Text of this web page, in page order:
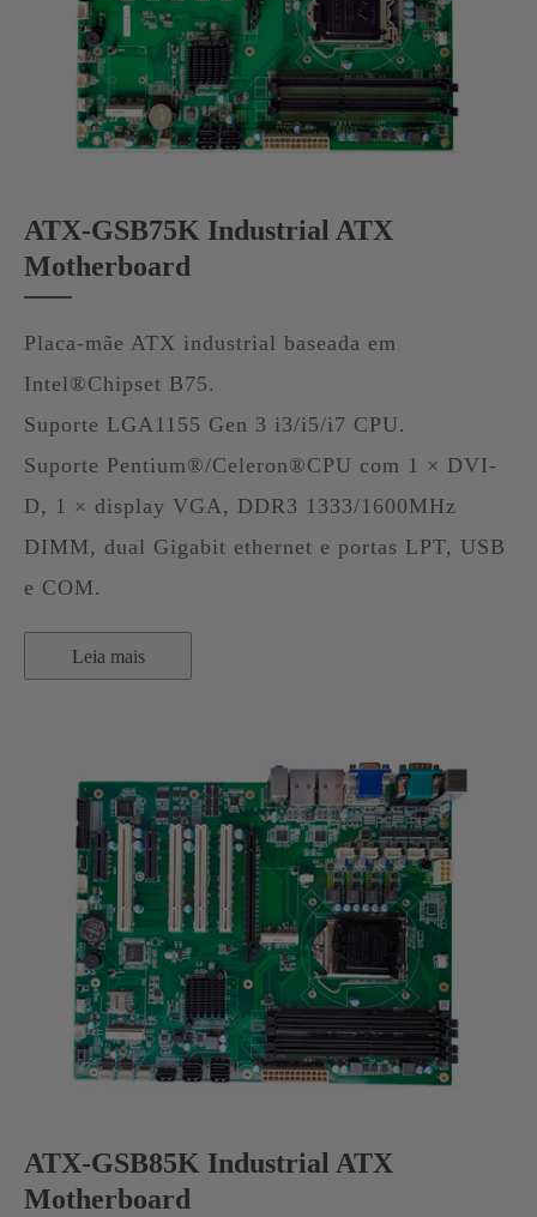
ATX-GSB75K Industrial ATX
Motherboard
Placa-mãe ATX industrial baseada em
Intel®Chipset B75.
Suporte LGA1155 Gen 3 i3/i5/i7 CPU.
Suporte Pentium®/Celeron®CPU com 1 × DVI-
D, 1 × display VGA, DDR3 1333/1600MHz
DIMM, dual Gigabit ethernet e portas LPT, USB
e COM.
Leia mais
ATX-GSB85K Industrial ATX
Motherboard